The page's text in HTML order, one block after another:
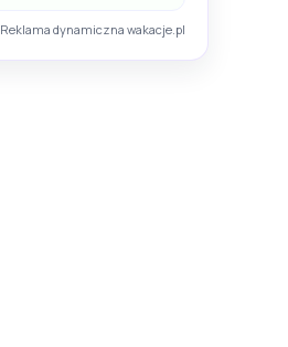
Reklama dynamiczna wakacje.pl